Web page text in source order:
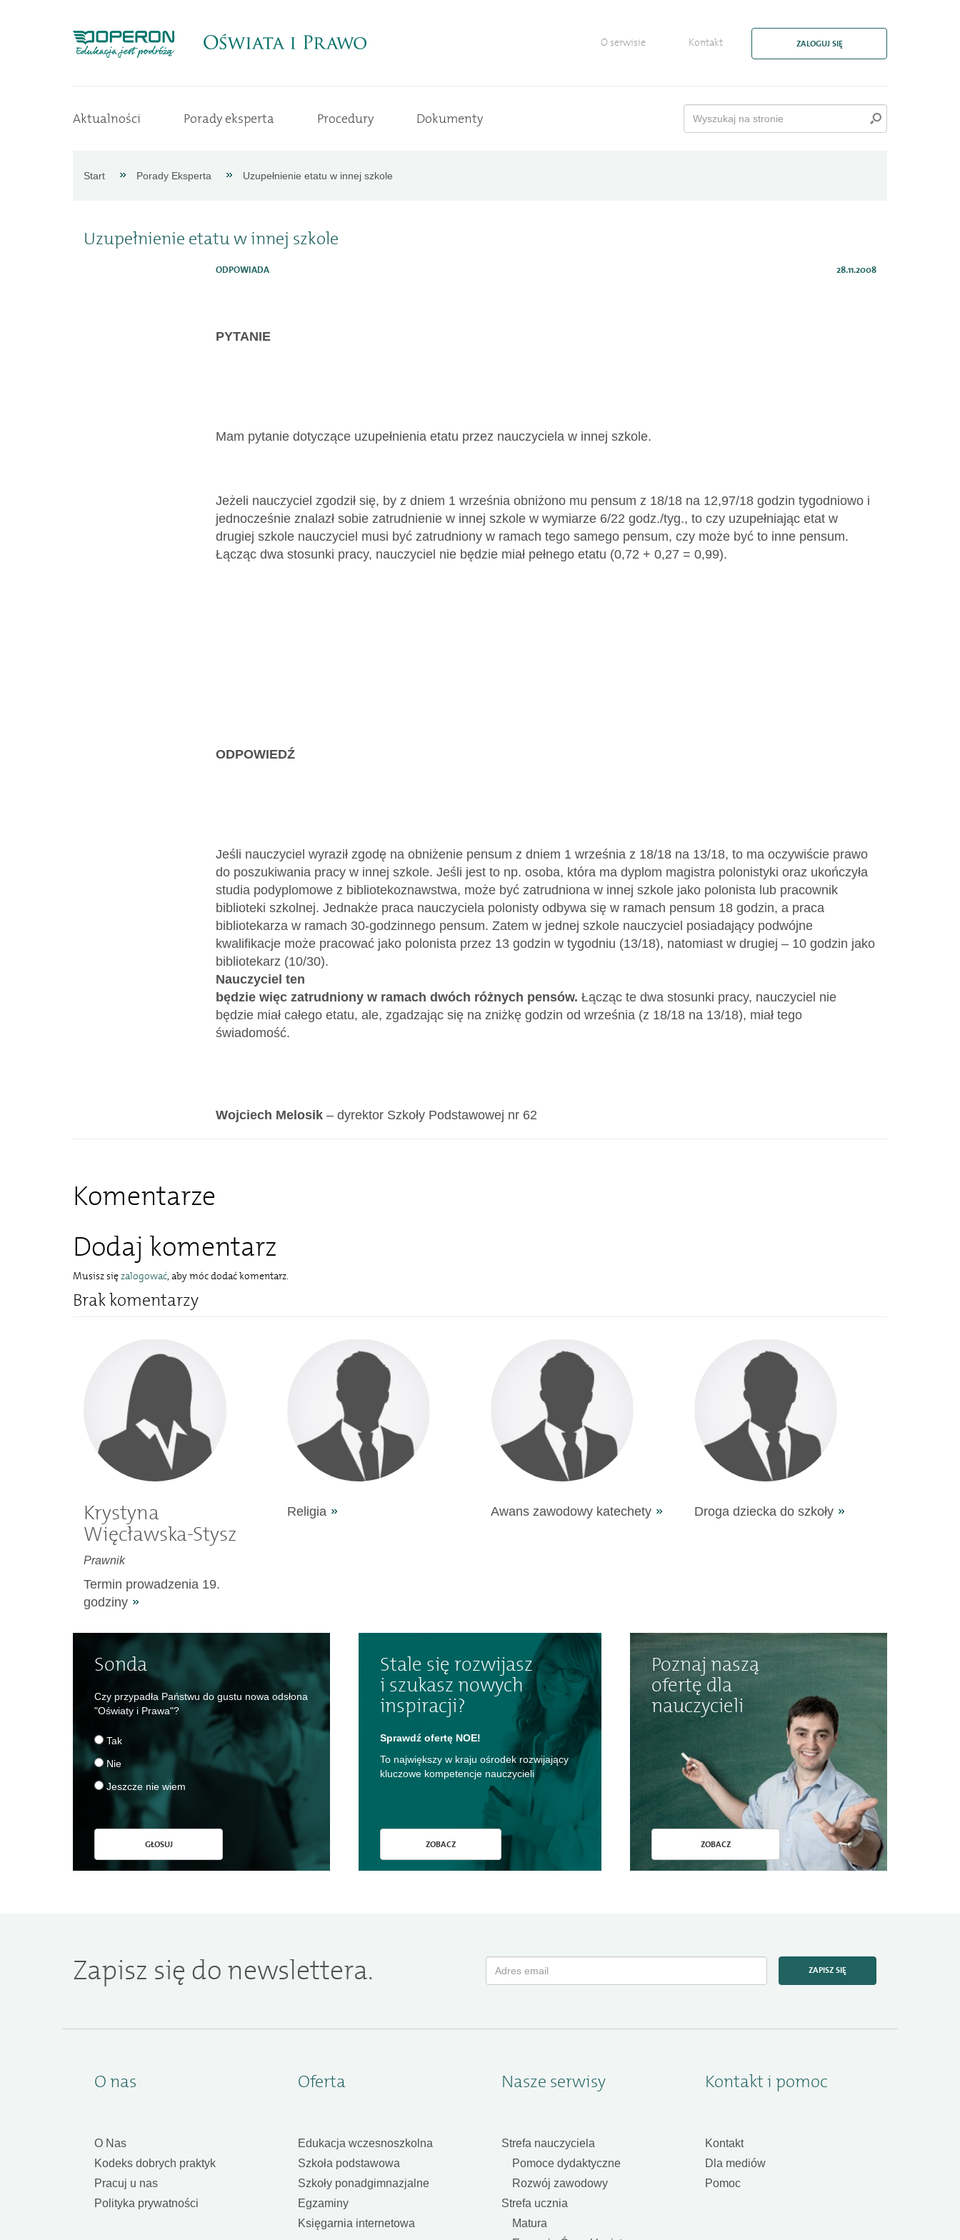
Aktualności
O serwisie Kontakt ZALOGUJ SIĘ
Aktualności Porady eksperta Procedury Dokumenty
Start Porady Eksperta Uzupełnienie etatu w innej szkole
Uzupełnienie etatu w innej szkole
ODPOWIADA 28.11.2008
PYTANIE
Mam pytanie dotyczące uzupełnienia etatu przez nauczyciela w innej szkole.
Jeżeli nauczyciel zgodził się, by z dniem 1 września obniżono mu pensum z 18/18 na 12,97/18 godzin tygodniowo i
jednocześnie znalazł sobie zatrudnienie w innej szkole w wymiarze 6/22 godz./tyg., to czy uzupełniając etat w
drugiej szkole nauczyciel musi być zatrudniony w ramach tego samego pensum, czy może być to inne pensum.
Łącząc dwa stosunki pracy, nauczyciel nie będzie miał pełnego etatu (0,72 + 0,27 = 0,99).
ODPOWIEDŹ
Jeśli nauczyciel wyraził zgodę na obniżenie pensum z dniem 1 września z 18/18 na 13/18, to ma oczywiście prawo
do poszukiwania pracy w innej szkole. Jeśli jest to np. osoba, która ma dyplom magistra polonistyki oraz ukończyła
studia podyplomowe z bibliotekoznawstwa, może być zatrudniona w innej szkole jako polonista lub pracownik
biblioteki szkolnej. Jednakże praca nauczyciela polonisty odbywa się w ramach pensum 18 godzin, a praca
bibliotekarza w ramach 30-godzinnego pensum. Zatem w jednej szkole nauczyciel posiadający podwójne
kwalifikacje może pracować jako polonista przez 13 godzin w tygodniu (13/18), natomiast w drugiej – 10 godzin jako
bibliotekarz (10/30).
Nauczyciel ten
będzie więc zatrudniony w ramach dwóch różnych pensów. Łącząc te dwa stosunki pracy, nauczyciel nie
będzie miał całego etatu, ale, zgadzając się na zniżkę godzin od września (z 18/18 na 13/18), miał tego
świadomość.
Wojciech Melosik – dyrektor Szkoły Podstawowej nr 62
Komentarze
Dodaj komentarz
Musisz sięzalogować, aby móc dodać komentarz.
Brak komentarzy
Krystyna
Więcławska-Stysz
Prawnik
Termin prowadzenia 19.
godziny
Religia Awans zawodowy katechety Droga dziecka do szkoły
Sonda
Czy przypadła Państwu do gustu nowa odsłona
"Oświaty i Prawa"?
Tak
Nie
Jeszcze nie wiem
GŁOSUJ
Stale się rozwijasz
i szukasz nowych
inspiracji?
Sprawdź ofertę NOE!
To największy w kraju ośrodek rozwijający
kluczowe kompetencje nauczycieli
ZOBACZ
Poznaj naszą
ofertę dla
nauczycieli
ZOBACZ
Zapisz się do newslettera. ZAPISZ SIĘ
O nas
O Nas
Kodeks dobrych praktyk
Pracuj u nas
Polityka prywatności
Oferta
Edukacja wczesnoszkolna
Szkoła podstawowa
Szkoły ponadgimnazjalne
Egzaminy
Księgarnia internetowa
Nasze serwisy
Strefa nauczyciela
Pomoce dydaktyczne
Rozwój zawodowy
Strefa ucznia
Matura
Kontakt i pomoc
Kontakt
Dla mediów
Pomoc